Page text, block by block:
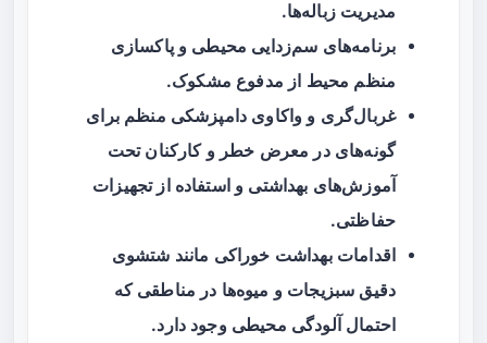
مدیریت زباله‌ها.
برنامه‌های سم‌زدایی محیطی و پاکسازی
منظم محیط از مدفوع مشکوک.
غربال‌گری و واکاوی دامپزشکی منظم برای
گونه‌های در معرض خطر و کارکنان تحت
آموزش‌های بهداشتی و استفاده از تجهیزات
حفاظتی.
اقدامات بهداشت خوراکی مانند شتشوی
دقیق سبزیجات و میوه‌ها در مناطقی که
احتمال آلودگی محیطی وجود دارد.